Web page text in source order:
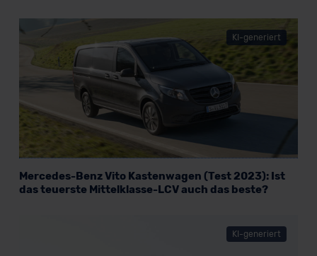
KI-generiert
Mercedes-Benz Vito Kastenwagen (Test 2023): Ist
das teuerste Mittelklasse-LCV auch das beste?
KI-generiert